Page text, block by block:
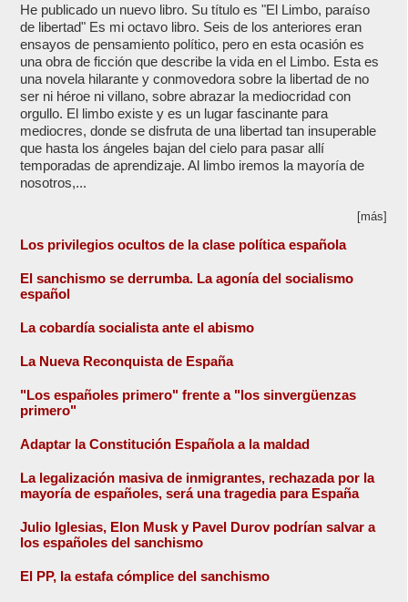
He publicado un nuevo libro. Su título es "El Limbo, paraíso
de libertad" Es mi octavo libro. Seis de los anteriores eran
ensayos de pensamiento político, pero en esta ocasión es
una obra de ficción que describe la vida en el Limbo. Esta es
una novela hilarante y conmovedora sobre la libertad de no
ser ni héroe ni villano, sobre abrazar la mediocridad con
orgullo. El limbo existe y es un lugar fascinante para
mediocres, donde se disfruta de una libertad tan insuperable
que hasta los ángeles bajan del cielo para pasar allí
temporadas de aprendizaje. Al limbo iremos la mayoría de
nosotros,...
[más]
Los privilegios ocultos de la clase política española
El sanchismo se derrumba. La agonía del socialismo
español
La cobardía socialista ante el abismo
La Nueva Reconquista de España
"Los españoles primero" frente a "los sinvergüenzas
primero"
Adaptar la Constitución Española a la maldad
La legalización masiva de inmigrantes, rechazada por la
mayoría de españoles, será una tragedia para España
Julio Iglesias, Elon Musk y Pavel Durov podrían salvar a
los españoles del sanchismo
El PP, la estafa cómplice del sanchismo